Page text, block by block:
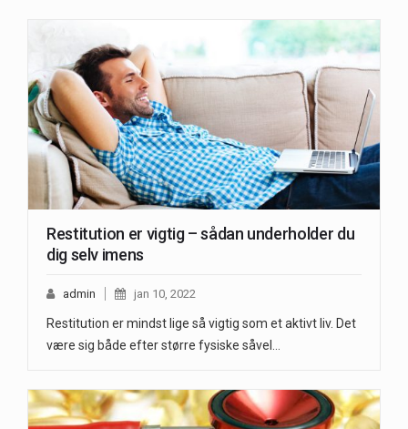
Restitution er vigtig – sådan underholder du
dig selv imens
admin jan 10, 2022
Restitution er mindst lige så vigtig som et aktivt liv. Det
være sig både efter større fysiske såvel…